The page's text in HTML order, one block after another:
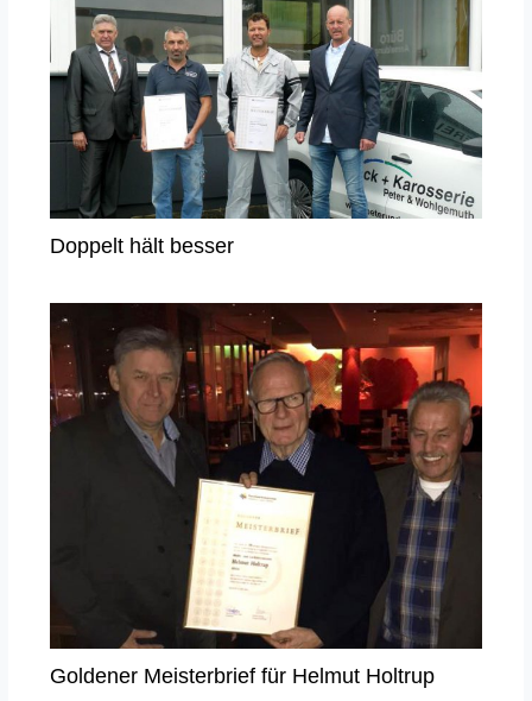
Doppelt hält besser
Goldener Meisterbrief für Helmut Holtrup